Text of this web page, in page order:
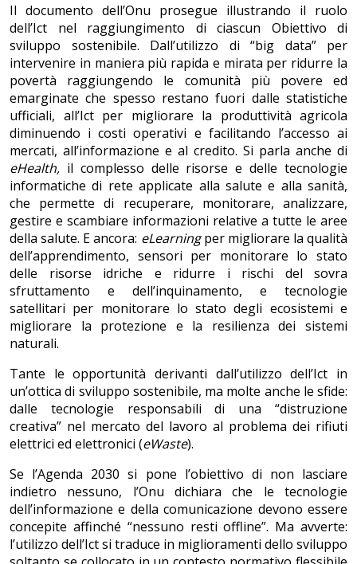
Il documento dell’Onu prosegue illustrando il ruolo
dell’Ict nel raggiungimento di ciascun Obiettivo di
sviluppo sostenibile. Dall’utilizzo di “big data” per
intervenire in maniera più rapida e mirata per ridurre la
povertà raggiungendo le comunità più povere ed
emarginate che spesso restano fuori dalle statistiche
ufficiali, all’Ict per migliorare la produttività agricola
diminuendo i costi operativi e facilitando l’accesso ai
mercati, all’informazione e al credito. Si parla anche di
eHealth, il complesso delle risorse e delle tecnologie
informatiche di rete applicate alla salute e alla sanità,
che permette di recuperare, monitorare, analizzare,
gestire e scambiare informazioni relative a tutte le aree
della salute. E ancora: eLearningper migliorare la qualità
dell’apprendimento, sensori per monitorare lo stato
delle risorse idriche e ridurre i rischi del sovra
sfruttamento e dell’inquinamento, e tecnologie
satellitari per monitorare lo stato degli ecosistemi e
migliorare la protezione e la resilienza dei sistemi
naturali.
Tante le opportunità derivanti dall’utilizzo dell’Ict in
un’ottica di sviluppo sostenibile, ma molte anche le sfide:
dalle tecnologie responsabili di una “distruzione
creativa” nel mercato del lavoro al problema dei rifiuti
elettrici ed elettronici (eWaste).
Se l’Agenda 2030 si pone l’obiettivo di non lasciare
indietro nessuno, l’Onu dichiara che le tecnologie
dell’informazione e della comunicazione devono essere
concepite affinché “nessuno resti offline”. Ma avverte:
l’utilizzo dell’Ict si traduce in miglioramenti dello sviluppo